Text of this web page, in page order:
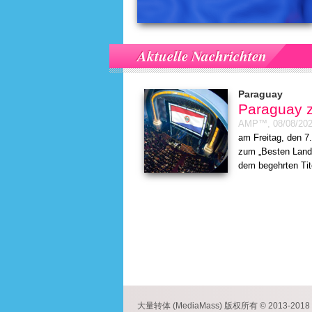
Aktuelle Nachrichten
Paraguay
Paraguay
AMP™, 08/08/
am Freitag, den
zum „Besten
dem begehrten
大量转体 (MediaMass) 版权所有 © 2013-